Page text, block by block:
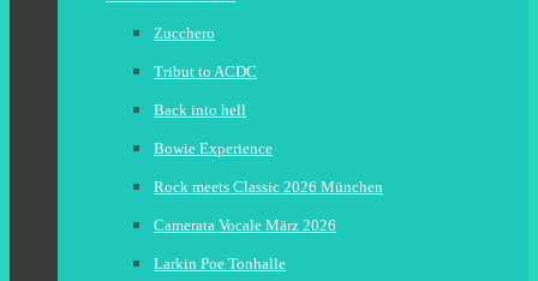
Zucchero
Tribut to ACDC
Back into hell
Bowie Experience
Rock meets Classic 2026 München
Camerata Vocale März 2026
Larkin Poe Tonhalle